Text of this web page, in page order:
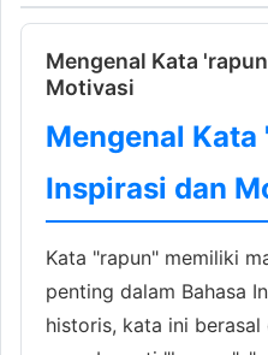
Mengenal Kata
Motivasi
Mengenal Kata
Inspirasi dan
Kata "rapun" memiliki
penting dalam Bahasa
historis, kata ini